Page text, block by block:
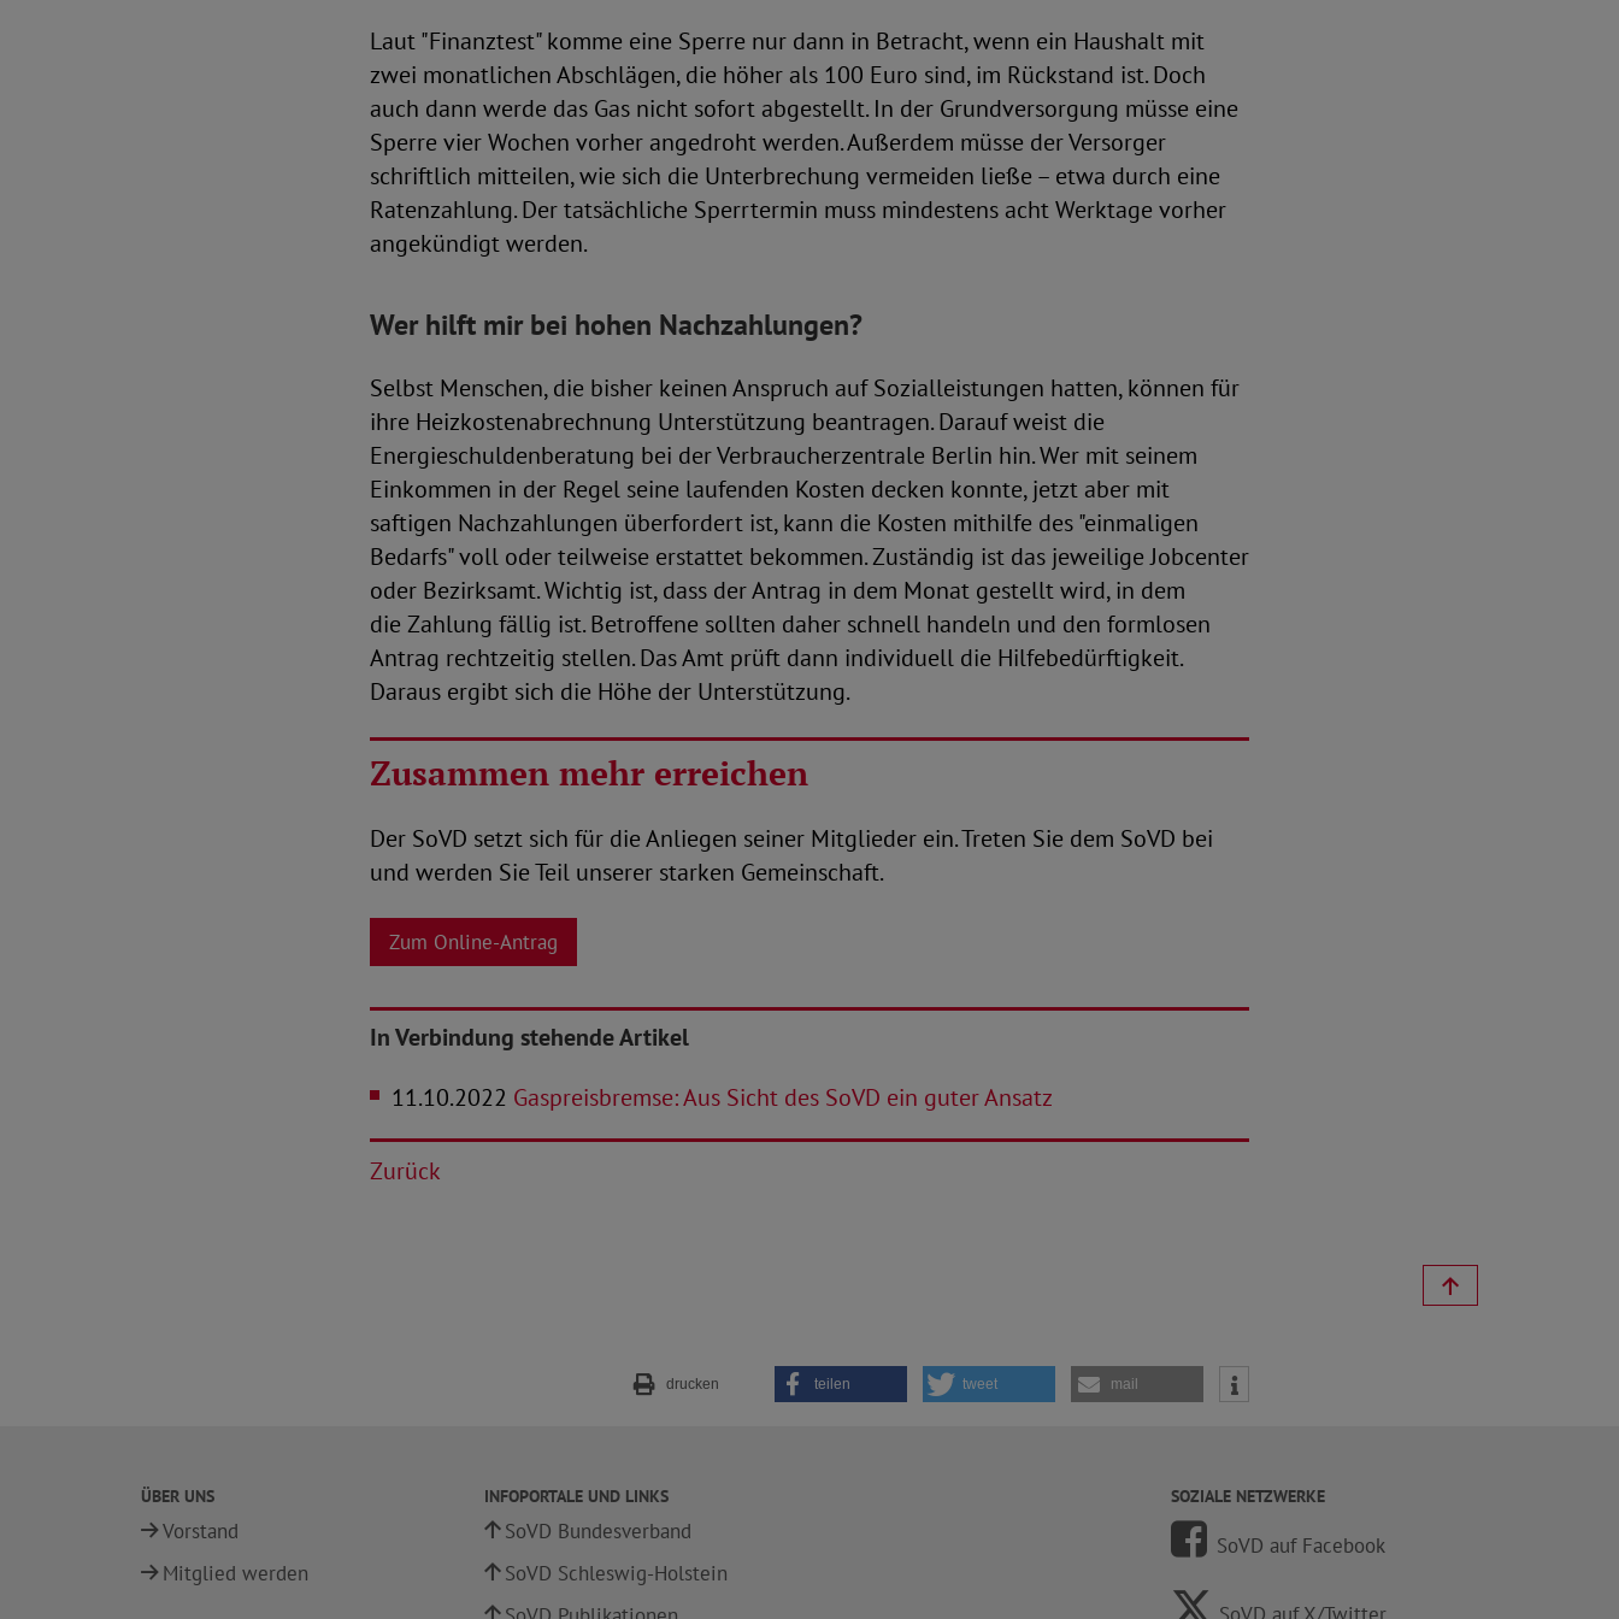
Laut "Finanztest" komme eine Sperre nur dann in Betracht, wenn ein Haushalt mit
zwei monatlichen Abschlägen, die höher als 100 Euro sind, im Rückstand ist. Doch
auch dann werde das Gas nicht sofort abgestellt. In der Grundversorgung müsse eine
Sperre vier Wochen vorher angedroht werden. Außerdem müsse der Versorger
schriftlich mitteilen, wie sich die Unterbrechung vermeiden ließe – etwa durch eine
Ratenzahlung. Der tatsächliche Sperrtermin muss mindestens acht Werktage vorher
angekündigt werden.
Wer hilft mir bei hohen Nachzahlungen?
Selbst Menschen, die bisher keinen Anspruch auf Sozialleistungen hatten, können für
ihre Heizkostenabrechnung Unterstützung beantragen. Darauf weist die
Energieschuldenberatung bei der Verbraucherzentrale Berlin hin. Wer mit seinem
Einkommen in der Regel seine laufenden Kosten decken konnte, jetzt aber mit
saftigen Nachzahlungen überfordert ist, kann die Kosten mithilfe des "einmaligen
Bedarfs" voll oder teilweise erstattet bekommen. Zuständig ist das jeweilige Jobcenter
oder Bezirksamt. Wichtig ist, dass der Antrag in dem Monat gestellt wird, in dem
die Zahlung fällig ist. Betroffene sollten daher schnell handeln und den formlosen
Antrag rechtzeitig stellen. Das Amt prüft dann individuell die Hilfebedürftigkeit.
Daraus ergibt sich die Höhe der Unterstützung.
Zusammen mehr erreichen
Der SoVD setzt sich für die Anliegen seiner Mitglieder ein. Treten Sie dem SoVD bei
und werden Sie Teil unserer starken Gemeinschaft.
Zum Online-Antrag
In Verbindung stehende Artikel
11.10.2022 Gaspreisbremse: Aus Sicht des SoVD ein guter Ansatz
Zurück
drucken teilen tweet mail
ÜBER UNS
Vorstand
Mitglied werden
INFOPORTALE UND LINKS
SoVD Bundesverband
SoVD Schleswig-Holstein
SOZIALE NETZWERKE
SoVD auf Facebook